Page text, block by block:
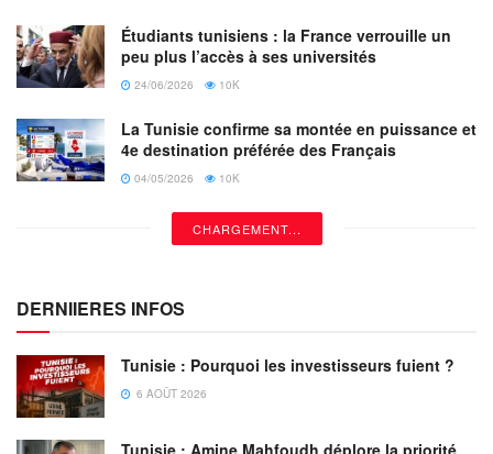
Étudiants tunisiens : la France verrouille un
peu plus l’accès à ses universités
24/06/2026 10K
La Tunisie confirme sa montée en puissance et
4e destination préférée des Français
04/05/2026 10K
CHARGEMENT...
DERNIIERES INFOS
Tunisie : Pourquoi les investisseurs fuient ?
6 AOÛT 2026
Tunisie : Amine Mahfoudh déplore la priorité